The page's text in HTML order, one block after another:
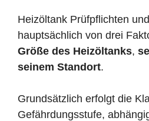
Heizöltank Prüfpflichten
hauptsächlich von drei
Größe des Heizöltanks,
seinem Standort.
Grundsätzlich erfolgt die
Gefährdungsstufe,